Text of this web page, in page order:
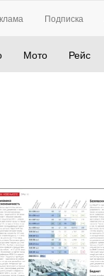
Подписка
Мото Рейс